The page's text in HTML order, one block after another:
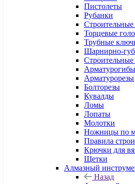
Пистолеты
Рубанки
Торцевые
Трубные
Шарнирно-
Арматурогибы
Арматурорезы
Болторезы
Кувалды
Ломы
Лопаты
Молотки
Ножницы по
Правила
Крючки для
Щетки
Алмазный
Назад